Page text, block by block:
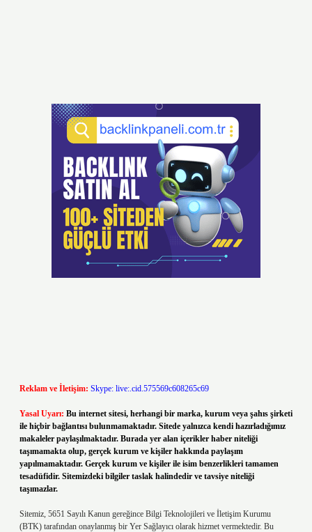
Reklam ve İletişim: Skype: live:.cid.575569c608265c69
Yasal Uyarı: Bu internet sitesi, herhangi bir marka, kurum veya şahıs şirketi
ile hiçbir bağlantısı bulunmamaktadır. Sitede yalnızca kendi hazırladığımız
makaleler paylaşılmaktadır. Burada yer alan içerikler haber niteliği
taşımamakta olup, gerçek kurum ve kişiler hakkında paylaşım
yapılmamaktadır. Gerçek kurum ve kişiler ile isim benzerlikleri tamamen
tesadüfidir. Sitemizdeki bilgiler taslak halindedir ve tavsiye niteliği
taşımazlar.
Sitemiz, 5651 Sayılı Kanun gereğince Bilgi Teknolojileri ve İletişim Kurumu
(BTK) tarafından onaylanmış bir Yer Sağlayıcı olarak hizmet vermektedir. Bu